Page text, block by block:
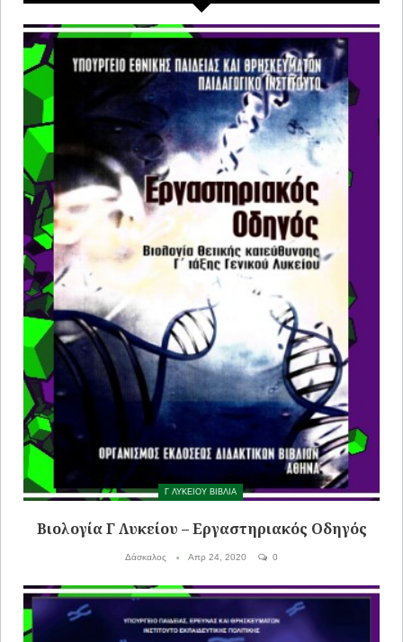
Γ ΛΥΚΕΙΟΥ ΒΙΒΛΙΑ
Βιολογία Γ Λυκείου – Εργαστηριακός Οδηγός
Δάσκαλος Απρ 24, 2020 0